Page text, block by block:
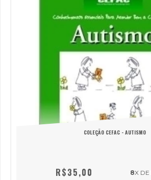
COLEÇÃO CEFAC - AUTISMO
R$35,00 8X DE